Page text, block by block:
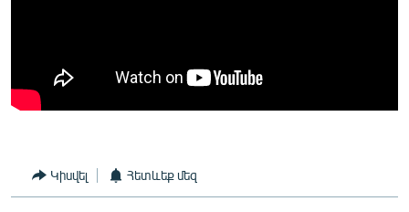
Կիսվել Հետևեք մեզ